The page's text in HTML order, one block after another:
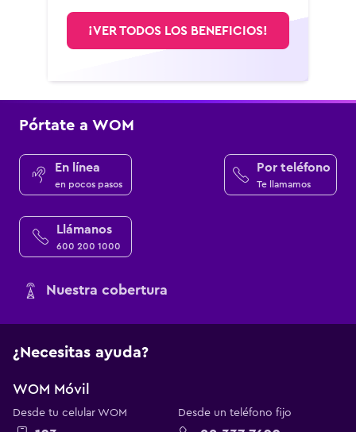
¡VER TODOS LOS BENEFICIOS!
Pórtate a WOM
En línea
en pocos pasos
Por teléfono
Te llamamos
Llámanos
600 200 1000
Nuestra cobertura
¿Necesitas ayuda?
WOM Móvil
Desde tu celular WOM Desde un teléfono fijo